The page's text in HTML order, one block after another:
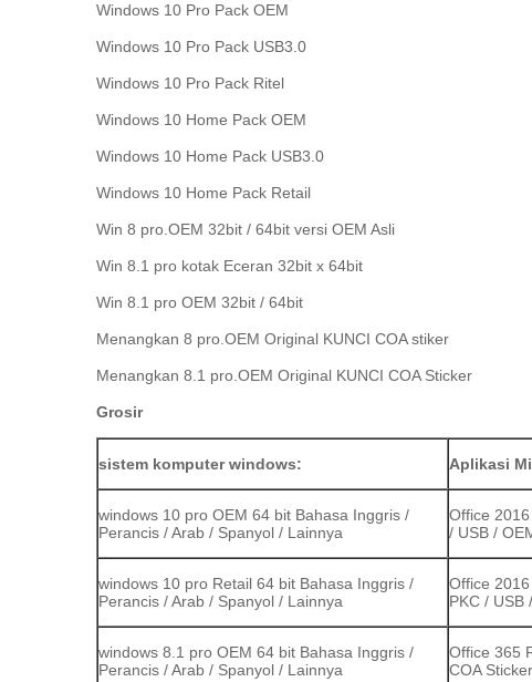
Windows 10 Pro Pack OEM
Windows 10 Pro Pack USB3.0
Windows 10 Pro Pack Ritel
Windows 10 Home Pack OEM
Windows 10 Home Pack USB3.0
Windows 10 Home Pack Retail
Win 8 pro.OEM 32bit / 64bit versi OEM Asli
Win 8.1 pro kotak Eceran 32bit x 64bit
Win 8.1 pro OEM 32bit / 64bit
Menangkan 8 pro.OEM Original KUNCI COA stiker
Menangkan 8.1 pro.OEM Original KUNCI COA Sticker
Grosir
sistem komputer windows: Aplikasi
windows 10 pro OEM 64 bit Bahasa Inggris /
Perancis / Arab / Spanyol / Lainnya
Office
/ USB /
windows 10 pro Retail 64 bit Bahasa Inggris /
Perancis / Arab / Spanyol / Lainnya
Office
PKC / USB
windows 8.1 pro OEM 64 bit Bahasa Inggris /
Perancis / Arab / Spanyol / Lainnya
Office 365
COA Sticker